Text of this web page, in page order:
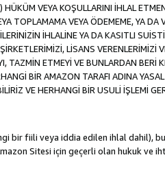
VEYA KOŞULLARINI İHLAL
TOPLAMAMA VEYA ÖDEMEME, YA DA
İHLALİNE YA DA KASITLI
LİSANS VERENLERİMİZİ
TAZMİN ETMEYİ VE BUNLARDAN BERİ
BİR AMAZON TARAFI ADINA
VE HERHANGİ BİR USULİ İŞLEMİ
bir fiili veya iddia edilen ihlal dahil),
Sitesi için geçerli olan hukuk ve